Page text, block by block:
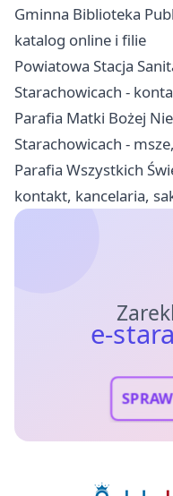
Gminna Biblioteka
katalog online i filie
Powiatowa Stacja
Starachowicach -
Parafia Matki Bożej
Starachowicach -
Parafia Wszystkich
kontakt, kancelaria,
e-